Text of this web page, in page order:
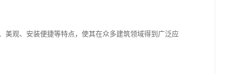
美观、安装便捷等特点，使其在众多建筑领域得到广泛应